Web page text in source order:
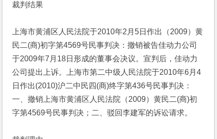
裁判结果
上海市黄浦区人民法院于2010年2月5日作出（2009）黄
民二(商)初字第4569号民事判决：撤销被告佳动力公司
于2009年7月18日形成的董事会决议。宣判后，佳动力
公司提出上诉。上海市第二中级人民法院于2010年6月4
日作出(2010)沪二中民四(商)终字第436号民事判决：
一、撤销上海市黄浦区人民法院（2009）黄民二(商)初
字第4569号民事判决；二、驳回李建军的诉讼请求。